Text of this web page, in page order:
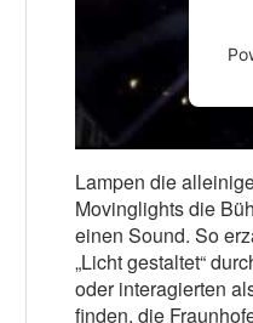
Lampen die
Movinglights die
einen Sound. So
„Licht gestaltet“
oder interagierten
finden, die